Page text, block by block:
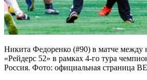
Никита Федоренко (#90) в матче
«Рейдерс 52» в рамках 4-го тура
Россия. Фото: официальная страница